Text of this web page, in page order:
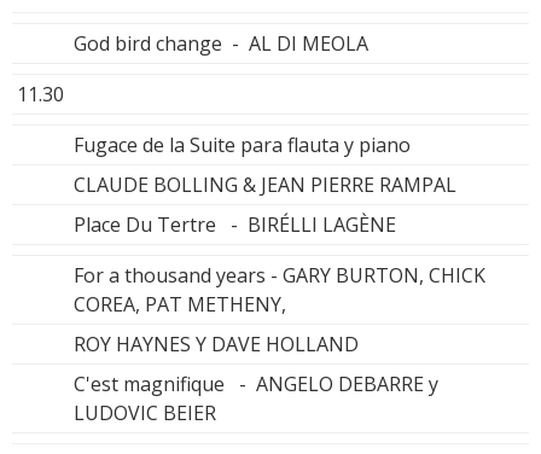
God bird change - AL DI MEOLA
11.30
Fugace de la Suite para flauta y piano
CLAUDE BOLLING & JEAN PIERRE RAMPAL
Place Du Tertre - BIRÉLLI LAGÈNE
For a thousand years - GARY BURTON, CHICK
COREA, PAT METHENY,
ROY HAYNES Y DAVE HOLLAND
C'est magnifique - ANGELO DEBARRE y
LUDOVIC BEIER